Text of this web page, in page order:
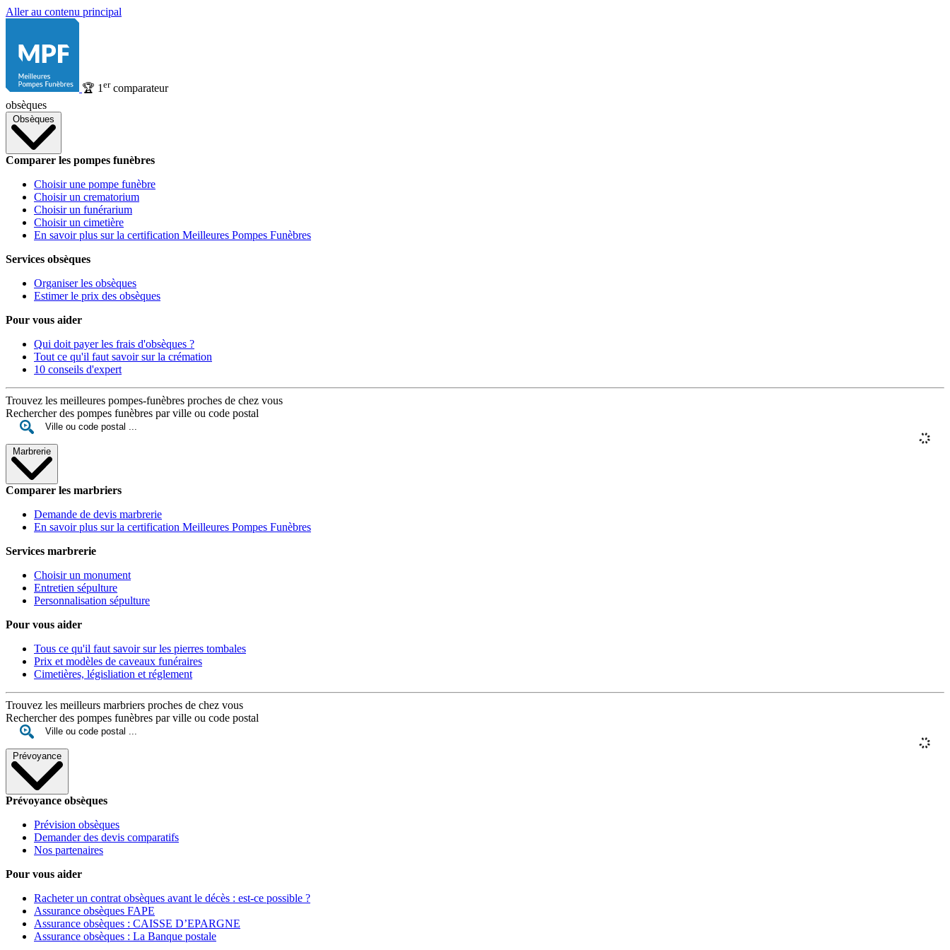
Aller au contenu principal
🏆 1 ercomparateur
obsèques
Obsèques
Comparer les pompes funèbres
Choisir une pompe funèbre
Choisir un crematorium
Choisir un funérarium
Choisir un cimetière
En savoir plus sur la certification Meilleures Pompes Funèbres
Services obsèques
Organiser les obsèques
Estimer le prix des obsèques
Pour vous aider
Qui doit payer les frais d'obsèques ?
Tout ce qu'il faut savoir sur la crémation
10 conseils d'expert
Trouvez les meilleures pompes-funèbres proches de chez vous
Rechercher des pompes funèbres par ville ou code postal
Marbrerie
Comparer les marbriers
Demande de devis marbrerie
En savoir plus sur la certification Meilleures Pompes Funèbres
Services marbrerie
Choisir un monument
Entretien sépulture
Personnalisation sépulture
Pour vous aider
Tous ce qu'il faut savoir sur les pierres tombales
Prix et modèles de caveaux funéraires
Cimetières, législiation et réglement
Trouvez les meilleurs marbriers proches de chez vous
Rechercher des pompes funèbres par ville ou code postal
Prévoyance
Prévoyance obsèques
Prévision obsèques
Demander des devis comparatifs
Nos partenaires
Pour vous aider
Racheter un contrat obsèques avant le décès : est-ce possible ?
Assurance obsèques FAPE
Assurance obsèques : CAISSE D’EPARGNE
Assurance obsèques : La Banque postale